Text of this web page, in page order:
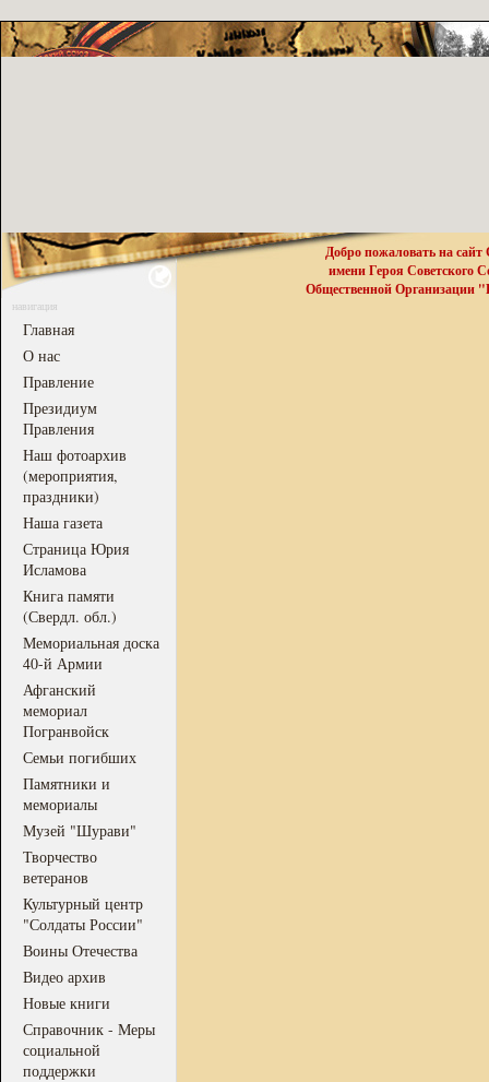
Добро пожаловать на
имени Героя Советского
Общественной Организации
навигация
Главная
О нас
Правление
Президиум
Правления
Наш фотоархив
(мероприятия,
праздники)
Наша газета
Страница Юрия
Исламова
Книга памяти
(Свердл. обл.)
Мемориальная доска
40-й Армии
Афганский
мемориал
Погранвойск
Семьи погибших
Памятники и
мемориалы
Музей "Шурави"
Творчество
ветеранов
Культурный центр
"Солдаты России"
Воины Отечества
Видео архив
Новые книги
Справочник - Меры
социальной
поддержки